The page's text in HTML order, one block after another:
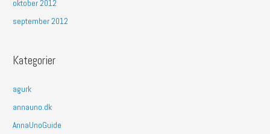
oktober 2012
september 2012
Kategorier
agurk
annauno.dk
AnnaUnoGuide